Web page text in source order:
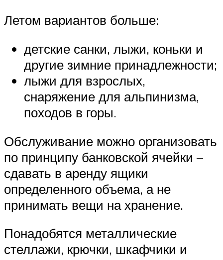
Летом вариантов больше:
детские санки, лыжи, коньки и
другие зимние принадлежности;
лыжи для взрослых,
снаряжение для альпинизма,
походов в горы.
Обслуживание можно организовать
по принципу банковской ячейки –
сдавать в аренду ящики
определенного объема, а не
принимать вещи на хранение.
Понадобятся металлические
стеллажи, крючки, шкафчики и